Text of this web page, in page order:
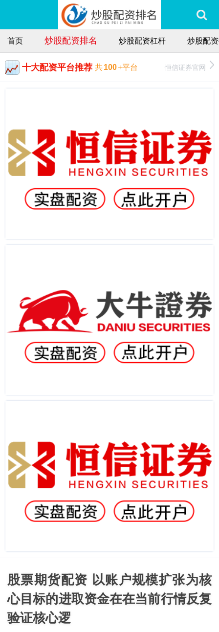
首页 炒股配资排名 炒股配资杠杆 炒股配
十大配资平台推荐 共100+平台 恒信证券官网
股票期货配资 以账户规模扩张为核
心目标的进取资金在在当前行情反复
验证核心逻